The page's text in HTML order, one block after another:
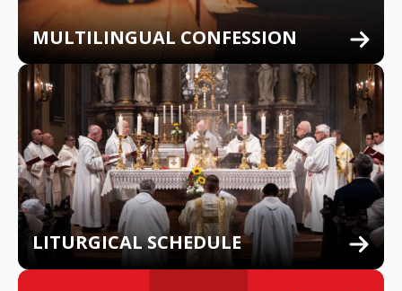
MULTILINGUAL CONFESSION
LITURGICAL SCHEDULE